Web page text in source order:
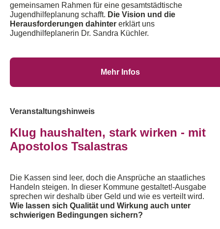
gemeinsamen Rahmen für eine gesamtstädtische
Jugendhilfeplanung schafft. Die Vision und die
Herausforderungen dahinter erklärt uns
Jugendhilfeplanerin Dr. Sandra Küchler.
Mehr Infos
Veranstaltungshinweis
Klug haushalten, stark wirken - mit
Apostolos Tsalastras
Die Kassen sind leer, doch die Ansprüche an staatliches
Handeln steigen. In dieser Kommune gestaltet!-Ausgabe
sprechen wir deshalb über Geld und wie es verteilt wird.
Wie lassen sich Qualität und Wirkung auch unter
schwierigen Bedingungen sichern?